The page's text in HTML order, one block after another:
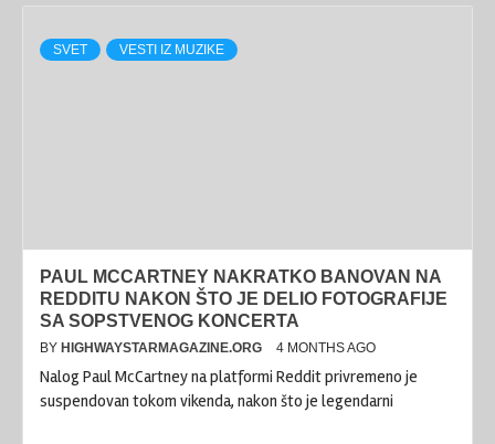
SVET VESTI IZ MUZIKE
PAUL MCCARTNEY NAKRATKO BANOVAN NA
REDDITU NAKON ŠTO JE DELIO FOTOGRAFIJE
SA SOPSTVENOG KONCERTA
BY HIGHWAYSTARMAGAZINE.ORG 4 MONTHS AGO
Nalog Paul McCartney na platformi Reddit privremeno je
suspendovan tokom vikenda, nakon što je legendarni